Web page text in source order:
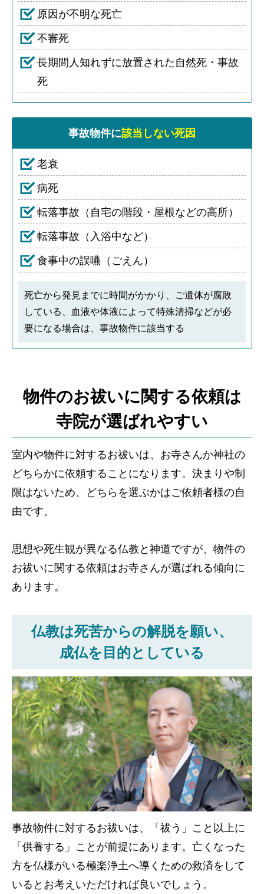
原因が不明な死亡
不審死
長期間人知れずに放置された自然死・事故
死
事故物件に該当しない死因
老衰
病死
転落事故（自宅の階段・屋根などの高所）
転落事故（入浴中など）
食事中の誤嚥（ごえん）
死亡から発見までに時間がかかり、ご遺体が腐敗
している、血液や体液によって特殊清掃などが必
要になる場合は、事故物件に該当する
物件のお祓いに関する依頼は
寺院が選ばれやすい
室内や物件に対するお祓いは、お寺さんか神社の
どちらかに依頼することになります。決まりや制
限はないため、どちらを選ぶかはご依頼者様の自
由です。
思想や死生観が異なる仏教と神道ですが、物件の
お祓いに関する依頼はお寺さんが選ばれる傾向に
あります。
仏教は死苦からの解脱を願い、
成仏を目的としている
事故物件に対するお祓いは、「祓う」こと以上に
「供養する」ことが前提にあります。亡くなった
方を仏様がいる極楽浄土へ導くための救済をして
いるとお考えいただければ良いでしょう。